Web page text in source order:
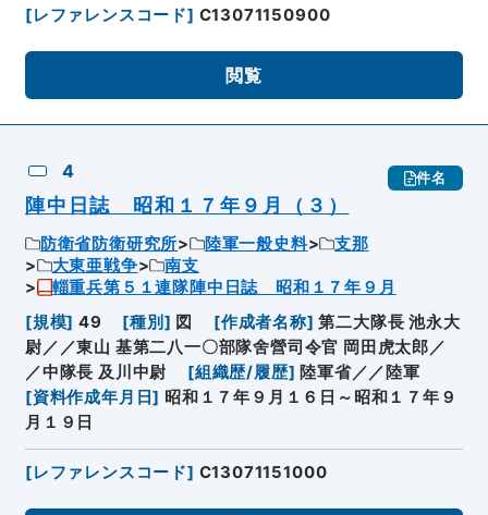
[レファレンスコード] C13071150900
閲覧
4 件名
陣中日誌 昭和１７年９月（３）
防衛省防衛研究所 陸軍一般史料
支那
大東亜戦争
南支
輜重兵第５１連隊陣中日誌 昭和１７年９月
[規模] 49 [種別 ] 図 [作成者名称] 第二大隊長 池永大
尉／／東山 基第二八一〇部隊舍營司令官 岡田虎太郎／
／中隊長 及川中尉
[組織歴/履歴] 陸軍省／／陸軍
[資料作成年月日] 昭和１７年９月１６日～昭和１７年９
月１９日
[レファレンスコード] C13071151000